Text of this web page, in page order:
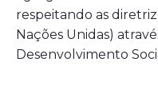
respeitando as
Nações Unidas)
Desenvolvimento